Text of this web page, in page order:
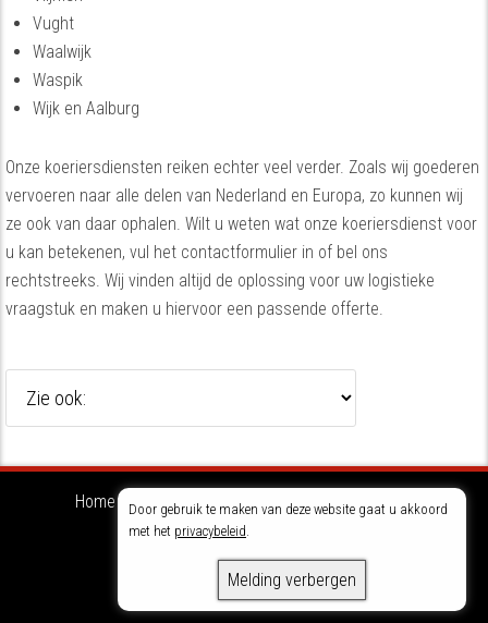
Door gebruik te maken van deze website gaat u akkoord
met het privacybeleid.
Melding verbergen
Vught
Waalwijk
Waspik
Wijk en Aalburg
Onze koeriersdiensten reiken echter veel verder. Zoals wij goederen
vervoeren naar alle delen van Nederland en Europa, zo kunnen wij
ze ook van daar ophalen. Wilt u weten wat onze koeriersdienst voor
u kan betekenen, vul het contactformulier in of bel ons
rechtstreeks. Wij vinden altijd de oplossing voor uw logistieke
vraagstuk en maken u hiervoor een passende offerte.
Home Ons bedrijf Diensten
Contact
Privacybeleid
Copyright © 2026 · KSW